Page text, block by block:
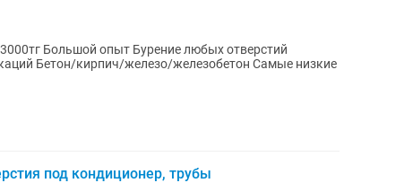
Большой опыт Бурение любых отверстий
низкие
под кондиционер, трубы